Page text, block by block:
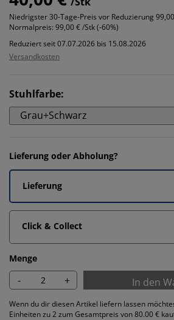
Niedrigster 30-Tage-Preis vor Reduzierung
Normalpreis: 99,00 € /Stk (-60%)
Reduziert seit 07.07.2026 bis 15.08.2026
Versandkosten
Stuhlfarbe:
Grau+Schwarz
Lieferung oder Abholung?
Lieferung
Click & Collect
Menge
- + In den
Wenn du dir diesen Artikel liefern lassen
Einheiten zu 2 zum Gesamtpreis von 80.00 €